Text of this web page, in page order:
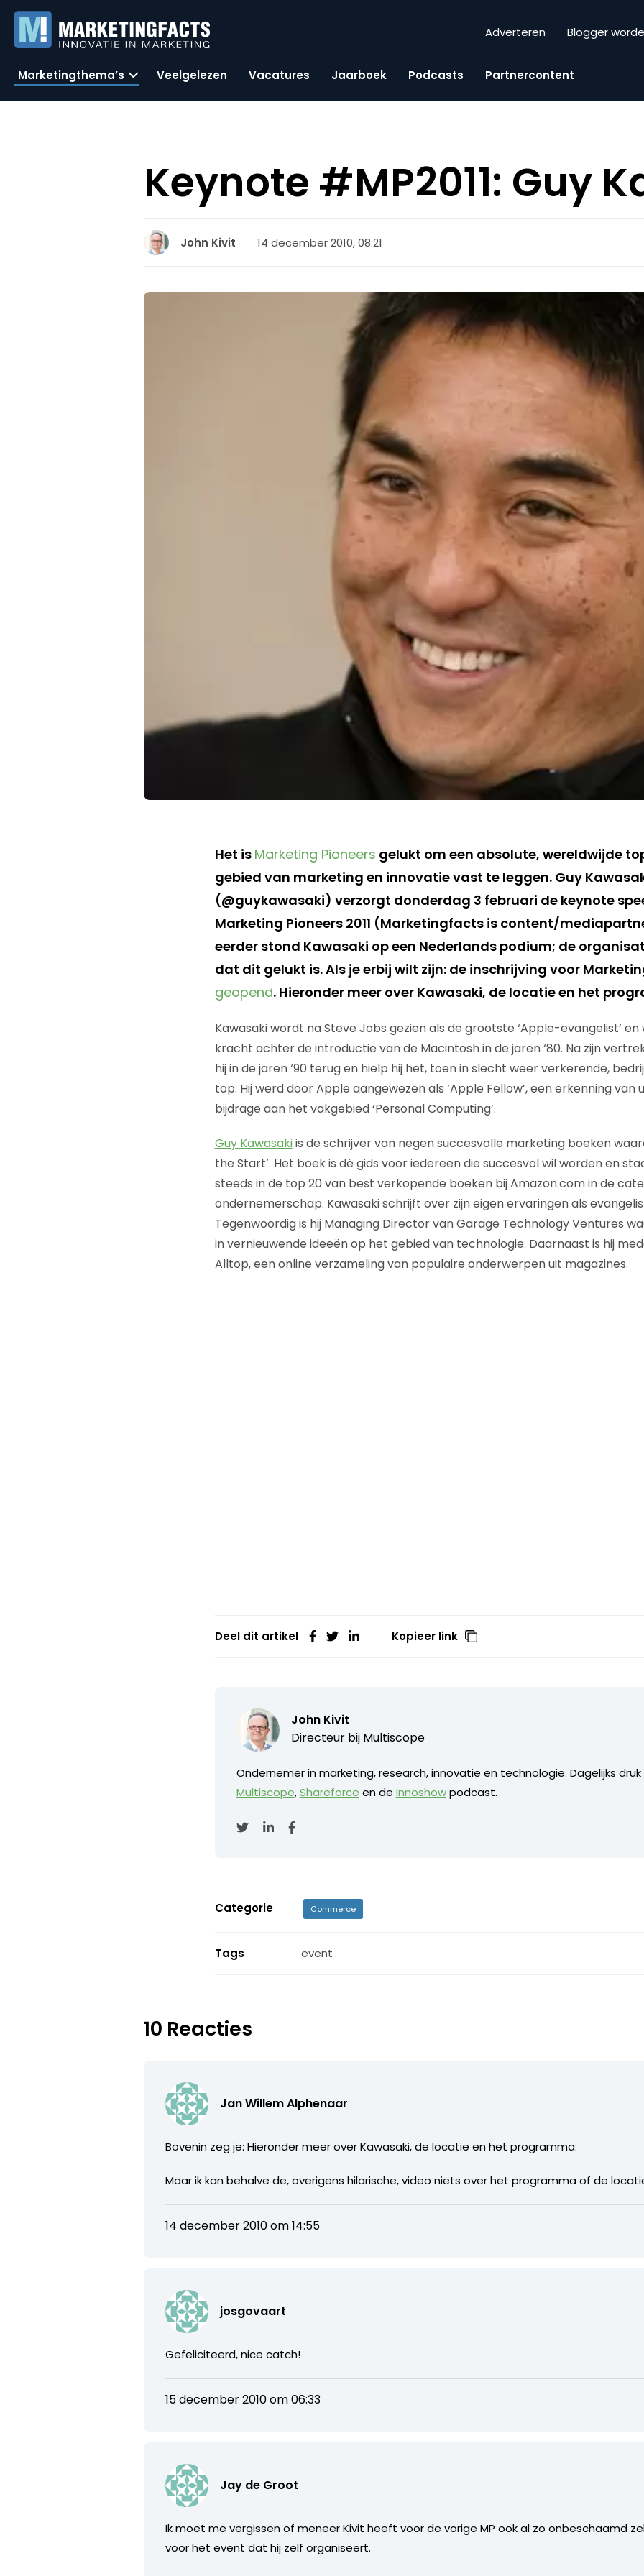
Adverteren Blogger
Marketingthema’s Veelgelezen Vacatures Jaarboek Podcasts Partnercontent
Keynote #MP2011: Guy
John Kivit 14 december 2010, 08:21
Het is Marketing Pioneers gelukt om een absolute, wereldwijde
gebied van marketing en innovatie vast te leggen. Guy
(@guykawasaki) verzorgt donderdag 3 februari de keynote
Marketing Pioneers 2011 (Marketingfacts is content/
eerder stond Kawasaki op een Nederlands podium; de
dat dit gelukt is. Als je erbij wilt zijn: de inschrijving voor
geopend. Hieronder meer over Kawasaki, de locatie en het
Kawasaki wordt na Steve Jobs gezien als de grootste ‘Apple-evangelist’ en
kracht achter de introductie van de Macintosh in de jaren ‘80. Na zijn
hij in de jaren ‘90 terug en hielp hij het, toen in slecht weer verkerende,
top. Hij werd door Apple aangewezen als ‘Apple Fellow’, een erkenning van
bijdrage aan het vakgebied ‘Personal Computing’.
Guy Kawasakiis de schrijver van negen succesvolle marketing boeken
the Start’. Het boek is dé gids voor iedereen die succesvol wil worden en
steeds in de top 20 van best verkopende boeken bij Amazon.com in de
ondernemerschap. Kawasaki schrijft over zijn eigen ervaringen als
Tegenwoordig is hij Managing Director van Garage Technology Ventures
in vernieuwende ideeën op het gebied van technologie. Daarnaast is hij
Alltop, een online verzameling van populaire onderwerpen uit magazines.
Deel dit artikel Kopieer link
John Kivit
Directeur bij Multiscope
Ondernemer in marketing, research, innovatie en technologie. Dagelijks
Multiscope,Shareforce en de Innoshowpodcast.
Categorie Commerce
Tags event
10 Reacties
Jan Willem Alphenaar
Bovenin zeg je: Hieronder meer over Kawasaki, de locatie en het programma:
Maar ik kan behalve de, overigens hilarische, video niets over het programma of de
14 december 2010 om 14:55
josgovaart
Gefeliciteerd, nice catch!
15 december 2010 om 06:33
Jay de Groot
Ik moet me vergissen of meneer Kivit heeft voor de vorige MP ook al zo onbeschaamd
voor het event dat hij zelf organiseert.